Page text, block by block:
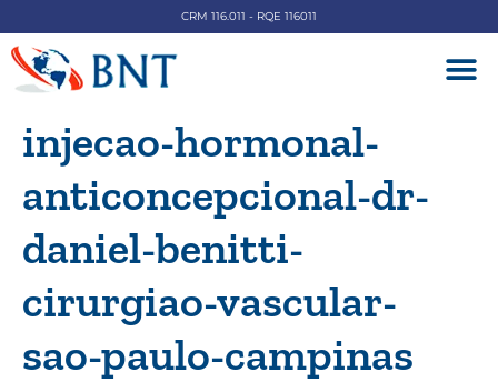
CRM 116.011 - RQE 116011
injecao-hormonal-
anticoncepcional-dr-
daniel-benitti-
cirurgiao-vascular-
sao-paulo-campinas